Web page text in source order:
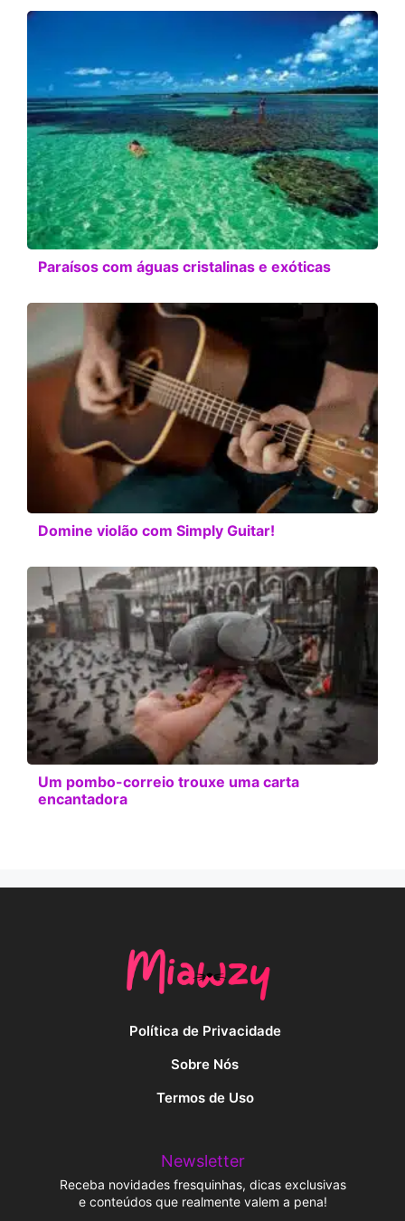
Paraísos com águas cristalinas e exóticas
Domine violão com Simply Guitar!
Um pombo-correio trouxe uma carta
encantadora
Política de Privacidade
Sobre Nós
Termos de Uso
Newsletter
Receba novidades fresquinhas, dicas exclusivas
e conteúdos que realmente valem a pena!